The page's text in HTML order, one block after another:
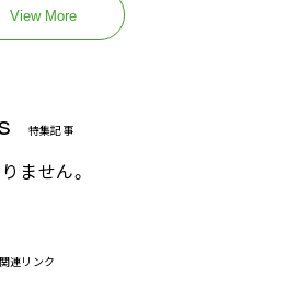
View More
特集記事
ません。
関連リンク